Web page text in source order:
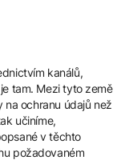
kanálů,
tam. Mezi tyto země
na ochranu údajů než
učiníme,
v těchto
požadovaném